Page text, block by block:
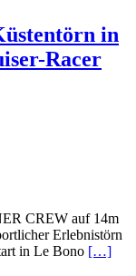
in
Racer
CREW auf 14m
Erlebnistörn
in Le Bono […]